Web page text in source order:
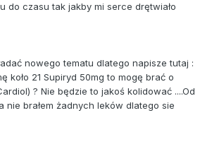
do czasu tak jakby mi serce drętwiało
nowego tematu dlatego napisze tutaj :
koło 21 Supiryd 50mg to mogę brać o
? Nie będzie to jakoś kolidować ....Od
nie brałem żadnych leków dlatego sie